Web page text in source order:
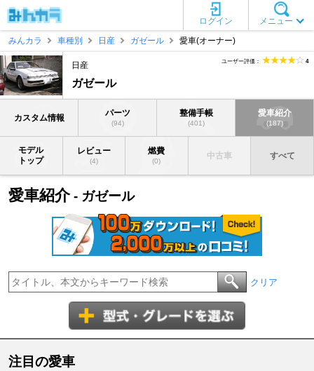
メニュー
ログイン
みんカラ
車種別 日産 ガゼール 愛車(オーナー)
日産
ガゼール
ユーザー評価： 4
カスタム情報 パーツ
(94)
整備手帳
(401)
愛車紹介
(187)
モデル
トップ
レビュー
(4)
燃費
(0)
中古車 すべて
愛車紹介- ガゼール
クリア
注目の愛車